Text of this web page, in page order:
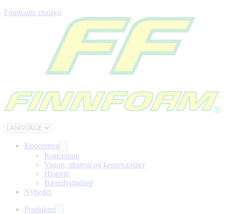
Finnfoam, etusivu
Koncernen
Koncernen
Vision, strategi og kerneværdier
Historie
Bæredygtighed
Nyheder
Produkter